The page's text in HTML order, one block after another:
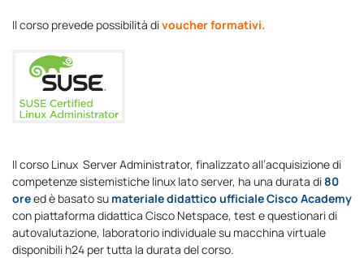
Il corso prevede possibilità divoucher formativi.
Il corso Linux Server Administrator, finalizzato all’acquisizione di
competenze sistemistiche linux lato server, ha una durata di 80
oreed è basato su materiale didattico ufficiale Cisco Academy
con piattaforma didattica Cisco Netspace, test e questionari di
autovalutazione, laboratorio individuale su macchina virtuale
disponibili h24 per tutta la durata del corso.